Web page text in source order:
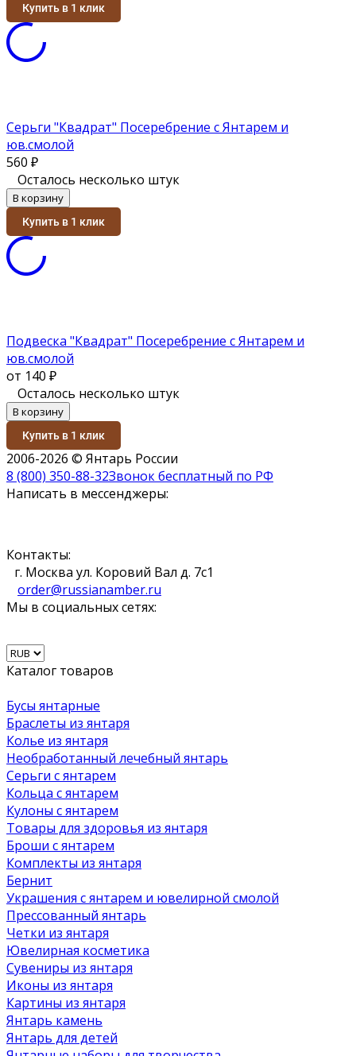
Купить в 1 клик
Серьги "Квадрат" Посеребрение с Янтарем и
юв.смолой
560 ₽
Осталось несколько штук
В корзину
Купить в 1 клик
Подвеска "Квадрат" Посеребрение с Янтарем и
юв.смолой
от 140 ₽
Осталось несколько штук
В корзину
Купить в 1 клик
2006-2026 © Янтарь России
8 (800) 350-88-32Звонок бесплатный по РФ
Написать в мессенджеры:
Контакты:
г. Москва ул. Коровий Вал д. 7с1
order@russianamber.ru
Мы в социальных сетях:
Каталог товаров
Бусы янтарные
Браслеты из янтаря
Колье из янтаря
Необработанный лечебный янтарь
Серьги с янтарем
Кольца с янтарем
Кулоны с янтарем
Товары для здоровья из янтаря
Броши с янтарем
Комплекты из янтаря
Бернит
Украшения с янтарем и ювелирной смолой
Прессованный янтарь
Четки из янтаря
Ювелирная косметика
Сувениры из янтаря
Иконы из янтаря
Картины из янтаря
Янтарь камень
Янтарь для детей